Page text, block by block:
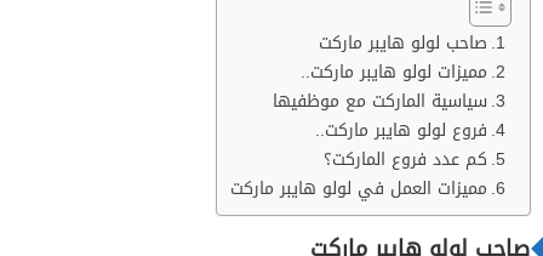
صاحب لولو هايبر ماركت
مميزات لولو هايبر ماركت..
سياسية الماركت مع موظفيها
فروع لولو هايبر ماركت..
كم عدد فروع الماركت؟
مميزات العمل في لولو هايبر ماركت